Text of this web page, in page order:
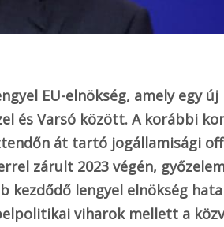
EU-elnökség, amely egy
és Varsó között. A korábbi
át tartó jogállamisági
zárult 2023 végén,
kezdődő lengyel elnökség
viharok mellett a